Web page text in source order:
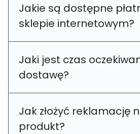
Jakie są dostępne
sklepie internetowym?
Jaki jest czas
dostawę?
Jak złożyć reklamację
produkt?